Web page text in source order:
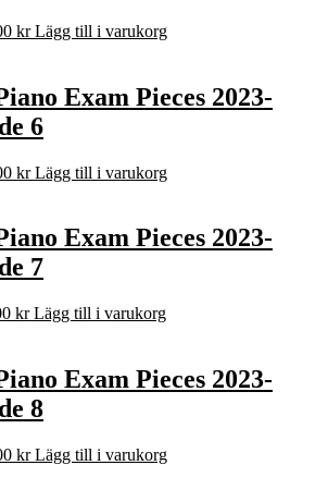
kr.
krDet
149,00 kr.
Lägg till i varukorg
Exam Pieces 2023-
6
kr.
krDet
är:
167,00 kr.
Lägg till i varukorg
Exam Pieces 2023-
7
kr.
krDet
195,00 kr.
Lägg till i varukorg
Exam Pieces 2023-
8
krDet
Lägg till i varukorg